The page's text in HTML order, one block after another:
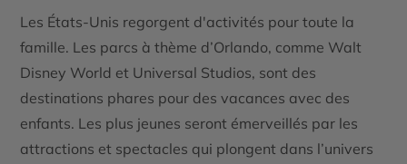
Les États-Unis regorgent d'activités pour toute la
famille. Les parcs à thème d’Orlando, comme Walt
Disney World et Universal Studios, sont des
destinations phares pour des vacances avec des
enfants. Les plus jeunes seront émerveillés par les
attractions et spectacles qui plongent dans l’univers